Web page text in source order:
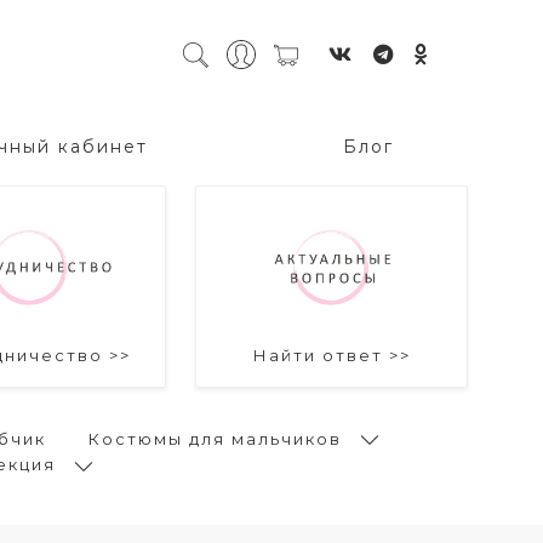
кабинет Блог
>> Найти ответ >>
Костюмы для мальчиков